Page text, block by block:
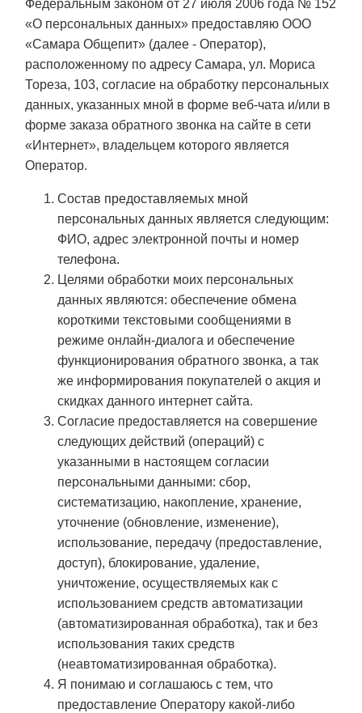
Федеральным законом от 27 июля 2006 года № 152
«О персональных данных» предоставляю ООО
«Самара Общепит» (далее - Оператор),
расположенному по адресу Самара, ул. Мориса
Тореза, 103, согласие на обработку персональных
данных, указанных мной в форме веб-чата и/или в
форме заказа обратного звонка на сайте в сети
«Интернет», владельцем которого является
Оператор.
Состав предоставляемых мной
персональных данных является следующим:
ФИО, адрес электронной почты и номер
телефона.
Целями обработки моих персональных
данных являются: обеспечение обмена
короткими текстовыми сообщениями в
режиме онлайн-диалога и обеспечение
функционирования обратного звонка, а так
же информирования покупателей о акция и
скидках данного интернет сайта.
Согласие предоставляется на совершение
следующих действий (операций) с
указанными в настоящем согласии
персональными данными: сбор,
систематизацию, накопление, хранение,
уточнение (обновление, изменение),
использование, передачу (предоставление,
доступ), блокирование, удаление,
уничтожение, осуществляемых как с
использованием средств автоматизации
(автоматизированная обработка), так и без
использования таких средств
(неавтоматизированная обработка).
Я понимаю и соглашаюсь с тем, что
предоставление Оператору какой-либо